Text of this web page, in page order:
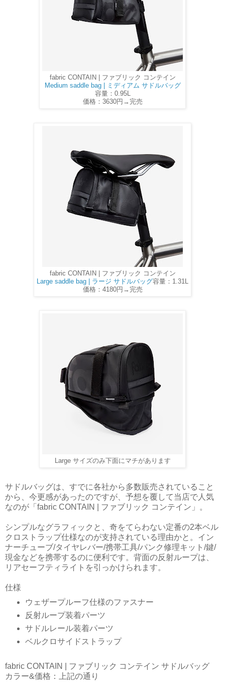
fabric CONTAIN | ファブリック コンテイン
Medium saddle bag | ミディアム サドルバッグ
容量：0.95L
価格：3630円→完売
fabric CONTAIN | ファブリック コンテイン
Large saddle bag | ラージ サドルバッグ容量：1.31L
価格：4180円→完売
Large サイズのみ下面にマチがあります
サドルバッグは、すでに各社から多数販売されていること
から、今更感があったのですが、予想を覆して当店で人気
なのが「fabric CONTAIN | ファブリック コンテイン」。
シンプルなグラフィックと、奇をてらわない定番の2本ベル
クロストラップ仕様なのが支持されている理由かと。イン
ナーチューブ/タイヤレバー/携帯工具/パンク修理キット/鍵/
現金などを携帯するのに便利です。背面の反射ループは、
リアセーフティライトを引っかけられます。
仕様
ウェザープルーフ仕様のファスナー
反射ループ装着パーツ
サドルレール装着パーツ
ベルクロサイドストラップ
fabric CONTAIN | ファブリック コンテイン サドルバッグ
カラー&価格：上記の通り